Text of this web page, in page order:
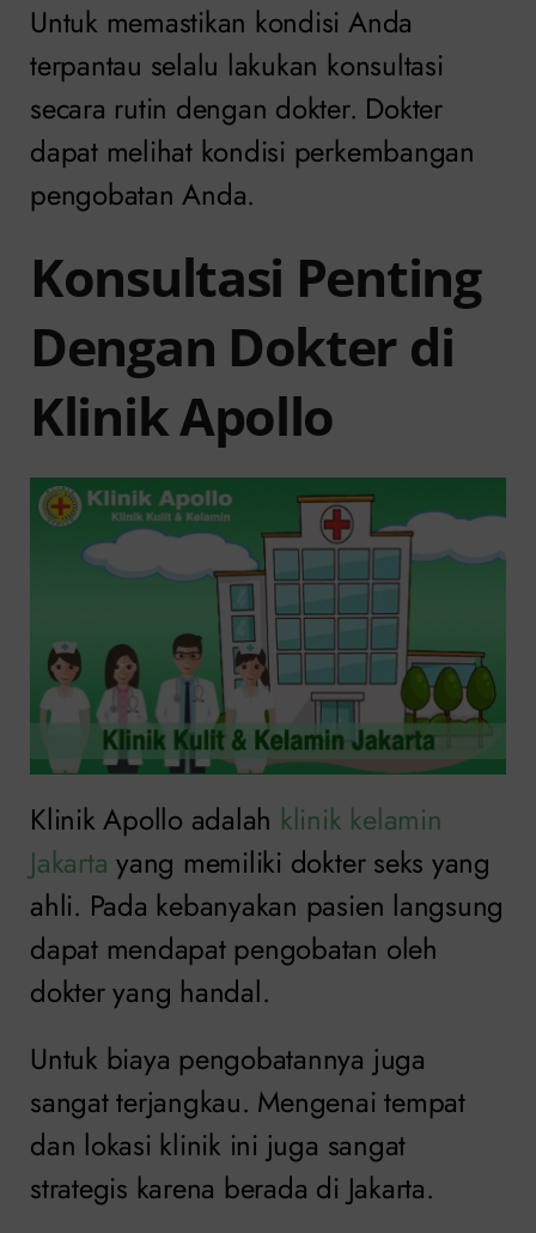
Untuk memastikan kondisi Anda
terpantau selalu lakukan konsultasi
secara rutin dengan dokter. Dokter
dapat melihat kondisi perkembangan
pengobatan Anda.
Konsultasi Penting
Dengan Dokter di
Klinik Apollo
Klinik Apollo adalah klinik kelamin
Jakarta yang memiliki dokter seks yang
ahli. Pada kebanyakan pasien langsung
dapat mendapat pengobatan oleh
dokter yang handal.
Untuk biaya pengobatannya juga
sangat terjangkau. Mengenai tempat
dan lokasi klinik ini juga sangat
strategis karena berada di Jakarta.